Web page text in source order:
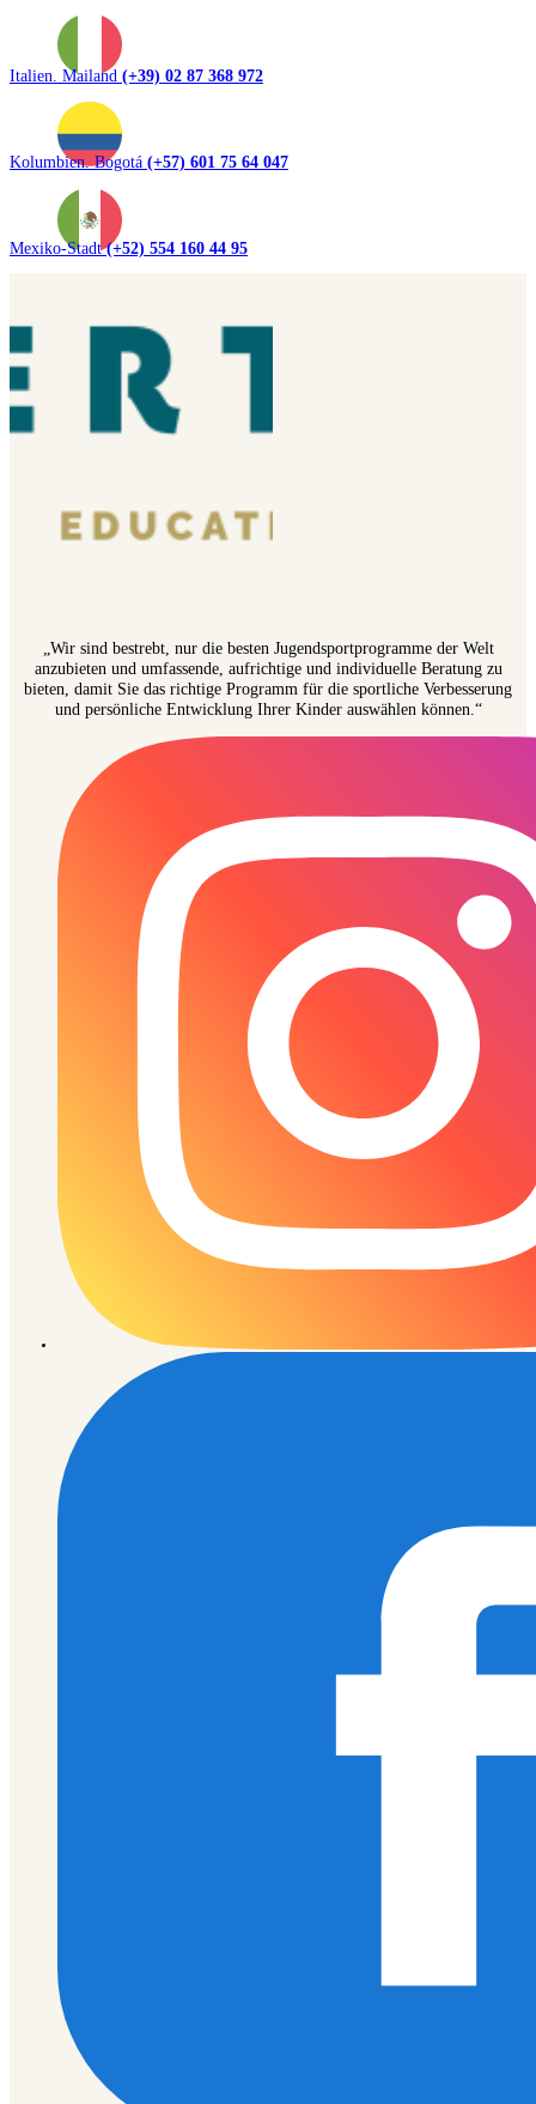
Italien. Mailand (+39) 02 87 368 972
Kolumbien. Bogotá (+57) 601 75 64 047
Mexiko-Stadt(+52) 554 160 44 95
„Wir sind bestrebt, nur die besten Jugendsportprogramme der Welt
anzubieten und umfassende, aufrichtige und individuelle Beratung zu
bieten, damit Sie das richtige Programm für die sportliche Verbesserung
und persönliche Entwicklung Ihrer Kinder auswählen können.“